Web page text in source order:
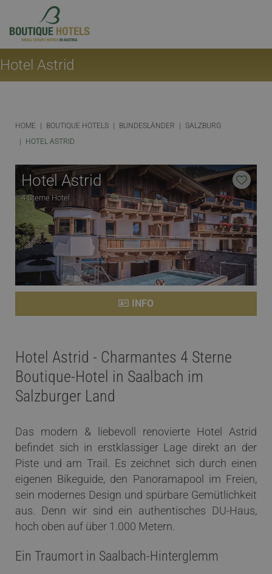
Hotel Astrid
HOME BOUTIQUE HOTELS BUNDESLÄNDER
SALZBURG
HOTEL ASTRID
Hotel Astrid
4 Sterne Hotel
INFO
Hotel Astrid - Charmantes 4 Sterne
Boutique-Hotel in Saalbach im
Salzburger Land
Das modern & liebevoll renovierte Hotel Astrid
befindet sich in erstklassiger Lage direkt an der
Piste und am Trail. Es zeichnet sich durch einen
eigenen Bikeguide, den Panoramapool im Freien,
sein modernes Design und spürbare Gemütlichkeit
aus. Denn wir sind ein authentisches DU-Haus,
hoch oben auf über 1.000 Metern.
Ein Traumort in Saalbach-Hinterglemm